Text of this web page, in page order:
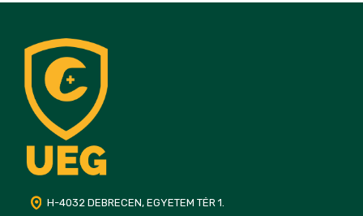
H-4032 DEBRECEN, EGYETEM TÉR 1.